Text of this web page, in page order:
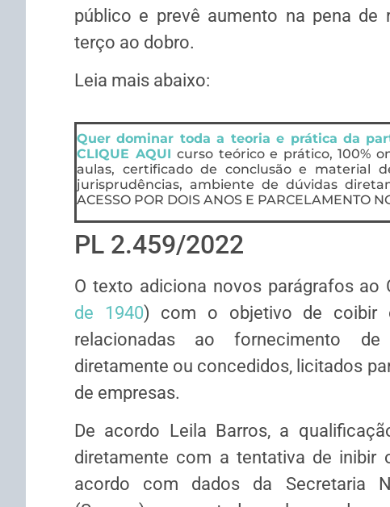
público e prevê aumento na pena de
terço ao dobro.
Leia mais abaixo:
Quer dominar toda a teoria e prática da
CLIQUE AQUIcurso teórico e prático, 100%
aulas, certificado de conclusão e material
jurisprudências, ambiente de dúvidas
ACESSO POR DOIS ANOS E PARCELAMENTO
PL 2.459/2022
O texto adiciona novos parágrafos ao
de 1940) com o objetivo de coibir
relacionadas ao fornecimento
diretamente ou concedidos, licitados
de empresas.
De acordo Leila Barros, a
diretamente com a tentativa de inibir
acordo com dados da Secretaria